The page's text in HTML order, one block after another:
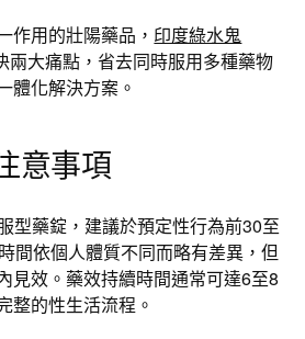
作用的壯陽藥品， 印度綠水鬼
兩大痛點，省去同時服用多種藥物
體化解決方案。
意事項
型藥錠，建議於預定性行為前30至
間依個人體質不同而略有差異，但
見效。藥效持續時間通常可達6至8
整的性生活流程。